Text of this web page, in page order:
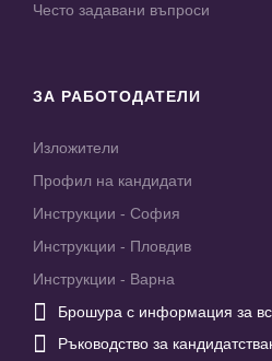
Често задавани въпроси
ЗА РАБОТОДАТЕЛИ
Изложители
Профил на кандидати
Инструкции - София
Инструкции - Пловдив
Инструкции - Варна
 Брошура с информация за
 Ръководство за